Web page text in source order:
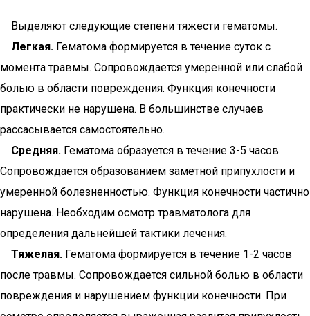
Выделяют следующие степени тяжести гематомы.
Легкая. Гематома формируется в течение суток с
момента травмы. Сопровождается умеренной или слабой
болью в области повреждения. Функция конечности
практически не нарушена. В большинстве случаев
рассасывается самостоятельно.
Средняя. Гематома образуется в течение 3-5 часов.
Сопровождается образованием заметной припухлости и
умеренной болезненностью. Функция конечности частично
нарушена. Необходим осмотр травматолога для
определения дальнейшей тактики лечения.
Тяжелая. Гематома формируется в течение 1-2 часов
после травмы. Сопровождается сильной болью в области
повреждения и нарушением функции конечности. При